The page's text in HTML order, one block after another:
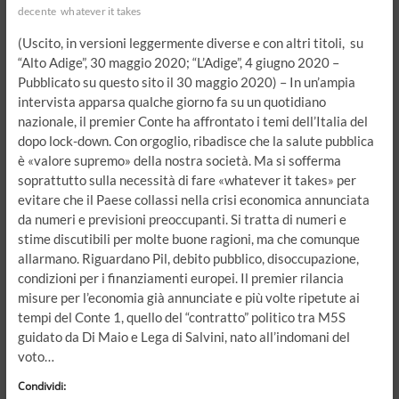
decente whatever it takes
(Uscito, in versioni leggermente diverse e con altri titoli, su
“Alto Adige”, 30 maggio 2020; “L’Adige”, 4 giugno 2020 –
Pubblicato su questo sito il 30 maggio 2020) – In un’ampia
intervista apparsa qualche giorno fa su un quotidiano
nazionale, il premier Conte ha affrontato i temi dell’Italia del
dopo lock-down. Con orgoglio, ribadisce che la salute pubblica
è «valore supremo» della nostra società. Ma si sofferma
soprattutto sulla necessità di fare «whatever it takes» per
evitare che il Paese collassi nella crisi economica annunciata
da numeri e previsioni preoccupanti. Si tratta di numeri e
stime discutibili per molte buone ragioni, ma che comunque
allarmano. Riguardano Pil, debito pubblico, disoccupazione,
condizioni per i finanziamenti europei. Il premier rilancia
misure per l’economia già annunciate e più volte ripetute ai
tempi del Conte 1, quello del “contratto” politico tra M5S
guidato da Di Maio e Lega di Salvini, nato all’indomani del
voto…
Condividi: